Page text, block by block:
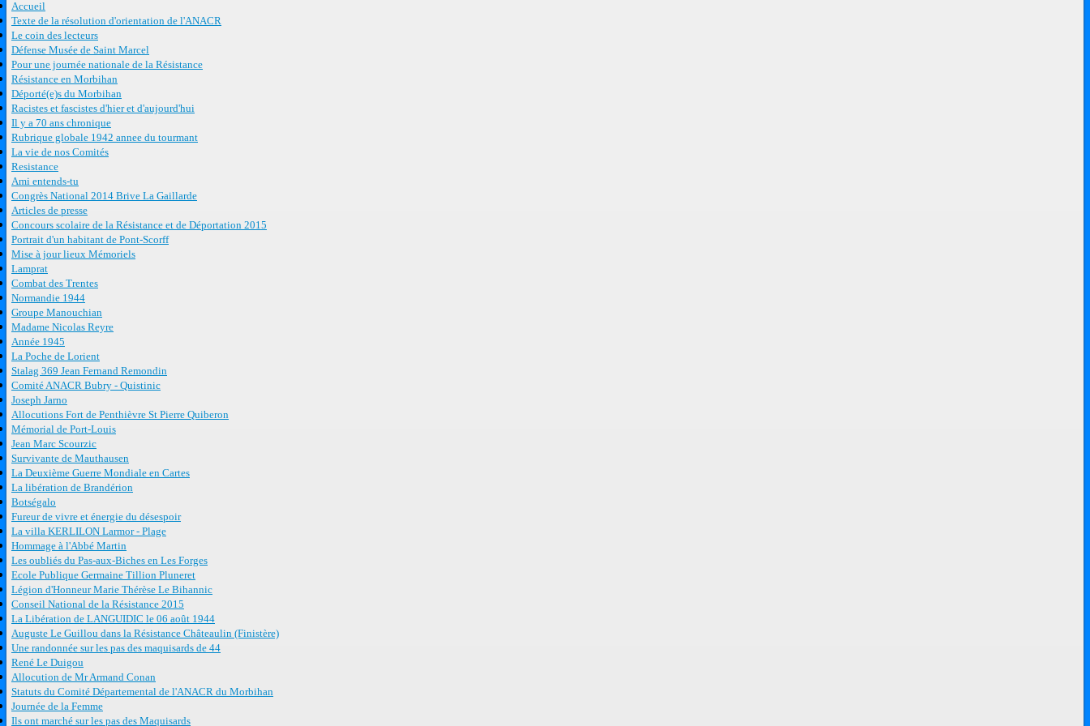
Accueil
Texte de la résolution d'orientation de l'ANACR
Le coin des lecteurs
Défense Musée de Saint Marcel
Pour une journée nationale de la Résistance
Résistance en Morbihan
Déporté(e)s du Morbihan
Racistes et fascistes d'hier et d'aujourd'hui
Il y a 70 ans chronique
Rubrique globale 1942 annee du tourmant
La vie de nos Comités
Resistance
Ami entends-tu
Congrès National 2014 Brive La Gaillarde
Articles de presse
Concours scolaire de la Résistance et de Déportation 2015
Portrait d'un habitant de Pont-Scorff
Mise à jour lieux Mémoriels
Lamprat
Combat des Trentes
Normandie 1944
Groupe Manouchian
Madame Nicolas Reyre
Année 1945
La Poche de Lorient
Stalag 369 Jean Fernand Remondin
Comité ANACR Bubry - Quistinic
Joseph Jarno
Allocutions Fort de Penthièvre St Pierre Quiberon
Mémorial de Port-Louis
Jean Marc Scourzic
Survivante de Mauthausen
La Deuxième Guerre Mondiale en Cartes
La libération de Brandérion
Botségalo
Fureur de vivre et énergie du désespoir
La villa KERLILON Larmor - Plage
Hommage à l'Abbé Martin
Les oubliés du Pas-aux-Biches en Les Forges
Ecole Publique Germaine Tillion Pluneret
Légion d'Honneur Marie Thérèse Le Bihannic
Conseil National de la Résistance 2015
La Libération de LANGUIDIC le 06 août 1944
Auguste Le Guillou dans la Résistance Châteaulin (Finistère)
Une randonnée sur les pas des maquisards de 44
René Le Duigou
Allocution de Mr Armand Conan
Statuts du Comité Départemental de l'ANACR du Morbihan
Journée de la Femme
Ils ont marché sur les pas des Maquisards